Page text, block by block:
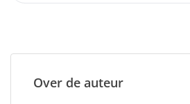
Over de auteur